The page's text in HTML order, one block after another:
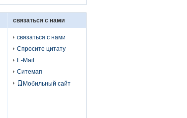
связаться с нами
связаться с нами
Спросите цитату
E-Mail
Ситемап
Мобильный сайт